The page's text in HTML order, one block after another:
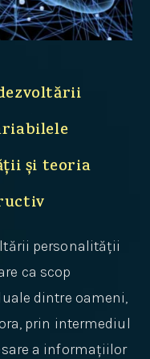
și teoria
personalității
ca scop
dintre oameni,
prin intermediul
a informațiilor